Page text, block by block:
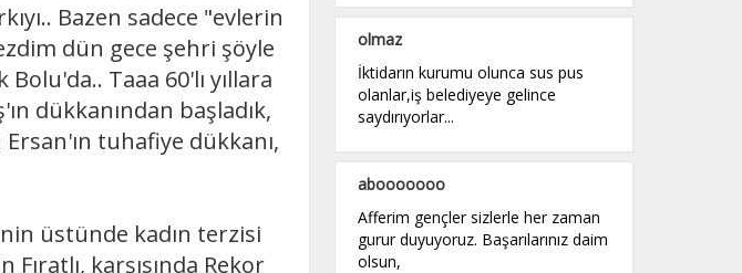
Bazen sadece "evlerin
dün gece şehri şöyle
Taaa 60'lı yıllara
dükkanından başladık,
tuhafiye dükkanı,
üstünde kadın terzisi
karşısında Rekor
olmaz
İktidarın kurumu olunca sus pus
olanlar,iş belediyeye gelince
saydırıyorlar...
abooooooo
Afferim gençler sizlerle her zaman
gurur duyuyoruz. Başarılarınız daim
olsun,